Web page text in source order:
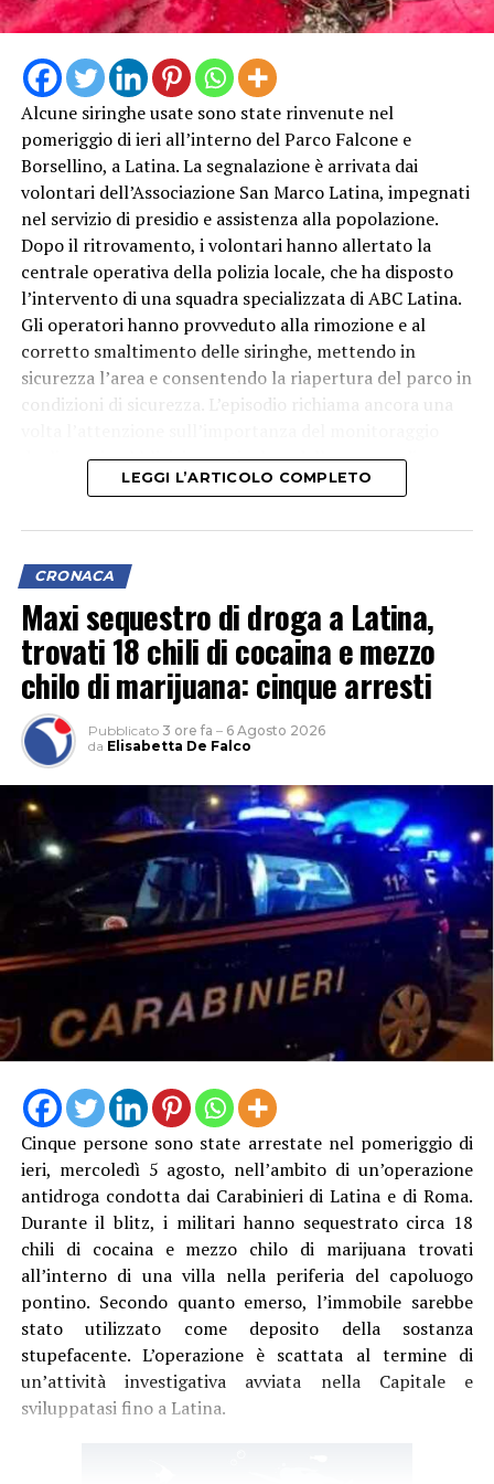
Alcune siringhe usate sono state rinvenute nel
pomeriggio di ieri all’interno del Parco Falcone e
Borsellino, a Latina. La segnalazione è arrivata dai
volontari dell’Associazione San Marco Latina, impegnati
nel servizio di presidio e assistenza alla popolazione.
Dopo il ritrovamento, i volontari hanno allertato la
centrale operativa della polizia locale, che ha disposto
l’intervento di una squadra specializzata di ABC Latina.
Gli operatori hanno provveduto alla rimozione e al
corretto smaltimento delle siringhe, mettendo in
sicurezza l’area e consentendo la riapertura del parco in
condizioni di sicurezza. L’episodio richiama ancora una
degli spazi pubblici, in particolare delle aree verdi
frequentate quotidianamente da famiglie e bambini.
LEGGI L’ARTICOLO COMPLETO
CRONACA
Maxi sequestro di droga a Latina,
trovati 18 chili di cocaina e mezzo
chilo di marijuana: cinque arresti
Pubblicato 3 ore fa – 6 Agosto 2026
da Elisabetta De Falco
Cinque persone sono state arrestate nel pomeriggio di
ieri, mercoledì 5 agosto, nell’ambito di un’operazione
antidroga condotta dai Carabinieri di Latina e di Roma.
Durante il blitz, i militari hanno sequestrato circa 18
chili di cocaina e mezzo chilo di marijuana trovati
all’interno di una villa nella periferia del capoluogo
pontino. Secondo quanto emerso, l’immobile sarebbe
stato utilizzato come deposito della sostanza
stupefacente. L’operazione è scattata al termine di
un’attività investigativa avviata nella Capitale e
sviluppatasi fino a Latina.